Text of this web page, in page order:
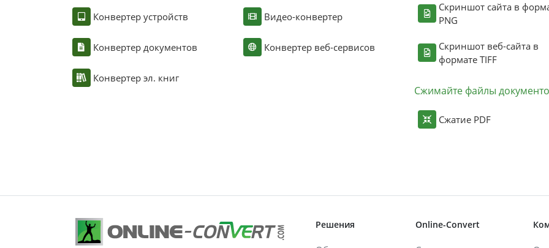
Конвертер устройств
Конвертер документов
Конвертер эл. книг
Видео-конвертер
Конвертер веб-сервисов
Скриншот сайта в
PNG
Скриншот веб-сайта в
формате TIFF
Сжимайте файлы
Сжатие PDF
Решения Online-Convert